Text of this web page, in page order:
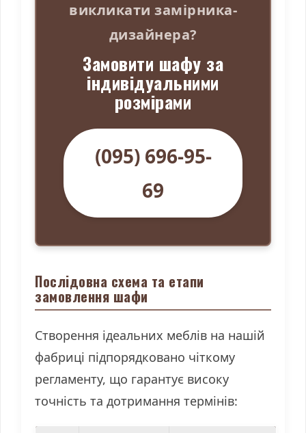
викликати замірника-
дизайнера?
Замовити шафу за
індивідуальними
розмірами
(095) 696-95-
69
Послідовна схема та етапи
замовлення шафи
Створення ідеальних меблів на нашій
фабриці підпорядковано чіткому
регламенту, що гарантує високу
точність та дотримання термінів: